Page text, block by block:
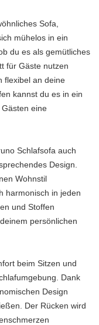
Sofa,
mühelos in ein
du es als gemütliches
für Gäste nutzen
flexibel an deine
kannst du es in ein
eine
Schlafsofa auch
Design.
Wohnstil
harmonisch in jeden
und Stoffen
persönlichen
beim Sitzen und
Dank
Design
Der Rücken wird